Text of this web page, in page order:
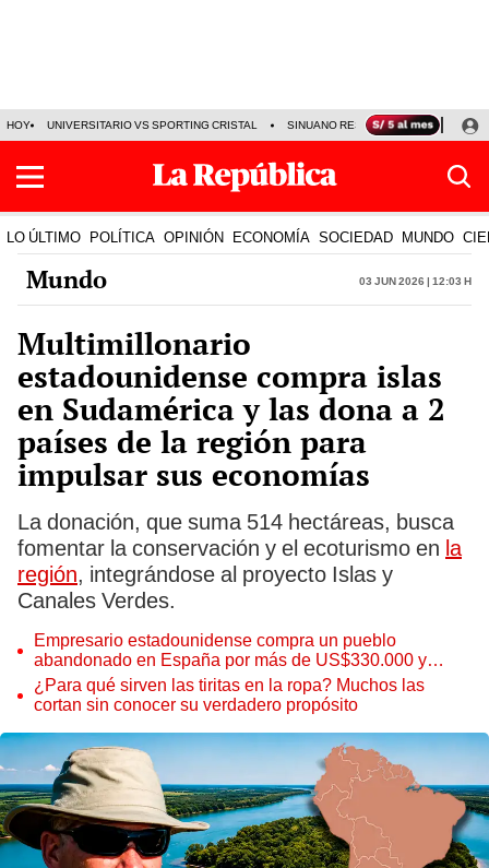
HOY UNIVERSITARIO VS SPORTING CRISTAL SINUANO RESULTADOS HOY
LO ÚLTIMO POLÍTICA OPINIÓN ECONOMÍA SOCIEDAD MUNDO
Mundo 03 Jun 2026 | 12:03 h
Multimillonario
estadounidense compra islas
en Sudamérica y las dona a 2
países de la región para
impulsar sus economías
La donación, que suma 514 hectáreas, busca
fomentar la conservación y el ecoturismo en la
región, integrándose al proyecto Islas y
Canales Verdes.
Empresario estadounidense compra un pueblo
abandonado en España por más de US$330.000 y
planea transformarlo en destino turístico
¿Para qué sirven las tiritas en la ropa? Muchos las
cortan sin conocer su verdadero propósito